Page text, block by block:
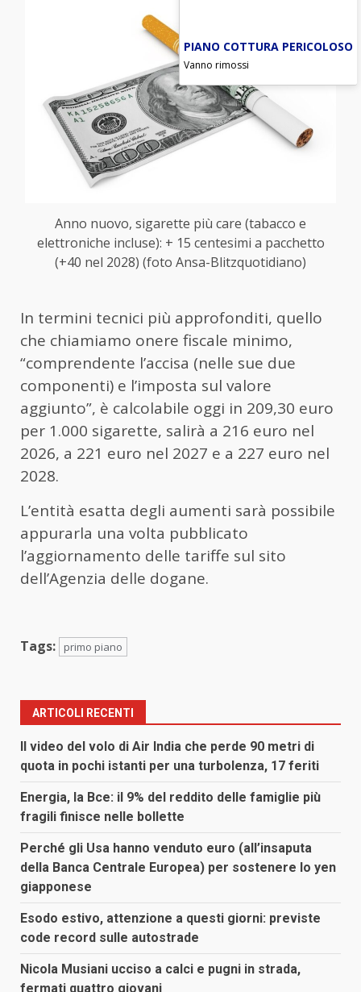
Anno nuovo, sigarette più care (tabacco e
elettroniche incluse): + 15 centesimi a pacchetto
(+40 nel 2028) (foto Ansa-Blitzquotidiano)
In termini tecnici più approfonditi, quello
che chiamiamo onere fiscale minimo,
“comprendente l’accisa (nelle sue due
componenti) e l’imposta sul valore
aggiunto”, è calcolabile oggi in 209,30 euro
per 1.000 sigarette, salirà a 216 euro nel
2026, a 221 euro nel 2027 e a 227 euro nel
2028.
L’entità esatta degli aumenti sarà possibile
appurarla una volta pubblicato
l’aggiornamento delle tariffe sul sito
dell’Agenzia delle dogane.
Tags: primo piano
ARTICOLI RECENTI
Il video del volo di Air India che perde 90 metri di
quota in pochi istanti per una turbolenza, 17 feriti
Energia, la Bce: il 9% del reddito delle famiglie più
fragili finisce nelle bollette
Perché gli Usa hanno venduto euro (all’insaputa
della Banca Centrale Europea) per sostenere lo yen
giapponese
Esodo estivo, attenzione a questi giorni: previste
code record sulle autostrade
Nicola Musiani ucciso a calci e pugni in strada,
fermati quattro giovani
PIANO COTTURA PERICOLOSO
Vanno rimossi